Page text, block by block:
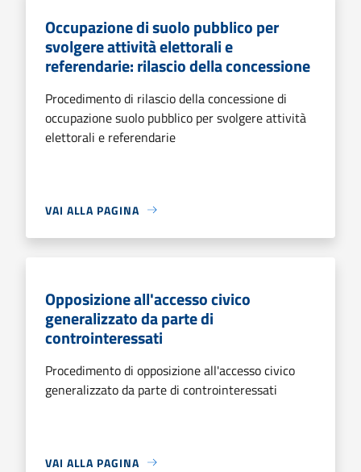
Occupazione di suolo pubblico per
svolgere attività elettorali e
referendarie: rilascio della concessione
Procedimento di rilascio della concessione di
occupazione suolo pubblico per svolgere attività
elettorali e referendarie
VAI ALLA PAGINA
Opposizione all'accesso civico
generalizzato da parte di
controinteressati
Procedimento di opposizione all'accesso civico
generalizzato da parte di controinteressati
VAI ALLA PAGINA